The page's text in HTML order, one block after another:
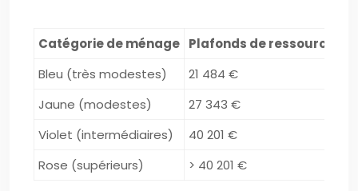
Catégorie de ménage Plafonds de ressources
Bleu (très modestes)
21 484 €
Jaune (modestes)
27 343 €
Violet (intermédiaires)
40 201 €
Rose (supérieurs)
> 40 201 €